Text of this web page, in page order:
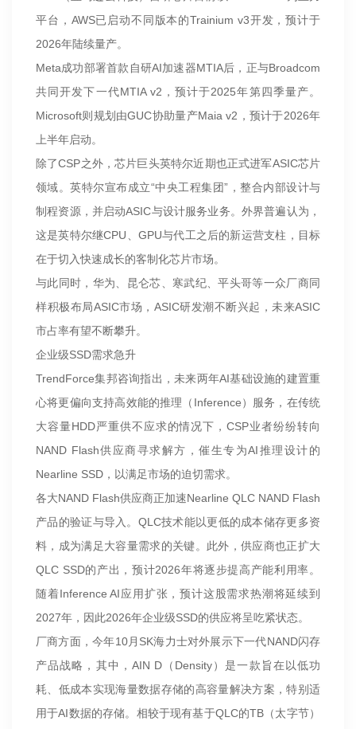
平台，AWS已启动不同版本的Trainium v3开发，预计于
2026年陆续量产。
Meta成功部署首款自研AI加速器MTIA后，正与Broadcom
共同开发下一代MTIA v2，预计于2025年第四季量产。
Microsoft则规划由GUC协助量产Maia v2，预计于2026年
上半年启动。
除了CSP之外，芯片巨头英特尔近期也正式进军ASIC芯片
领域。英特尔宣布成立“中央工程集团”，整合内部设计与
制程资源，并启动ASIC与设计服务业务。外界普遍认为，
这是英特尔继CPU、GPU与代工之后的新运营支柱，目标
在于切入快速成长的客制化芯片市场。
与此同时，华为、昆仑芯、寒武纪、平头哥等一众厂商同
样积极布局ASIC市场，ASIC研发潮不断兴起，未来ASIC
市占率有望不断攀升。
企业级SSD需求急升
TrendForce集邦咨询指出，未来两年AI基础设施的建置重
心将更偏向支持高效能的推理（Inference）服务，在传统
大容量HDD严重供不应求的情况下，CSP业者纷纷转向
NAND Flash供应商寻求解方，催生专为AI推理设计的
Nearline SSD，以满足市场的迫切需求。
各大NAND Flash供应商正加速Nearline QLC NAND Flash
产品的验证与导入。QLC技术能以更低的成本储存更多资
料，成为满足大容量需求的关键。此外，供应商也正扩大
QLC SSD的产出，预计2026年将逐步提高产能利用率。
随着Inference AI应用扩张，预计这股需求热潮将延续到
2027年，因此2026年企业级SSD的供应将呈吃紧状态。
厂商方面，今年10月SK海力士对外展示下一代NAND闪存
产品战略，其中，AIN D（Density）是一款旨在以低功
耗、低成本实现海量数据存储的高容量解决方案，特别适
用于AI数据的存储。相较于现有基于QLC的TB（太字节）